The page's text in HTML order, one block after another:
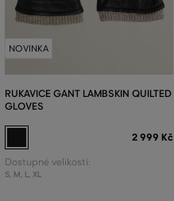
NOVINKA
RUKAVICE GANT LAMBSKIN QUILTED
GLOVES
2 999 Kč
Dostupné velikosti:
S, M, L, XL